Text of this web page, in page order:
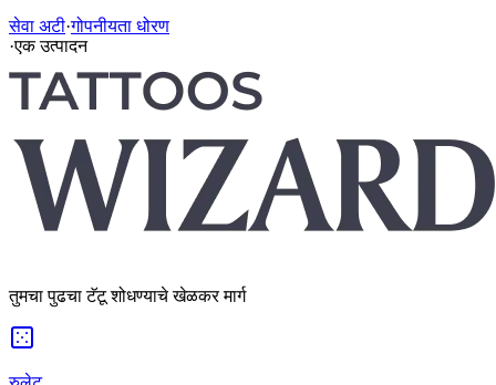
सेवा अटी·गोपनीयता धोरण
·एक उत्पादन
तुमचा पुढचा टॅटू शोधण्याचे खेळकर मार्ग